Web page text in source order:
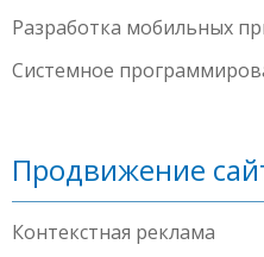
Разработка мобильных
Системное
Продвижение
Контекстная реклама